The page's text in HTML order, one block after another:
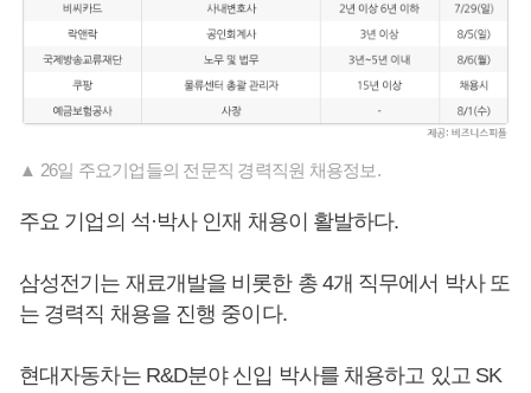
▲ 26일 주요기업들의 전문직 경력직원 채용정보.
주요 기업의 석·박사 인재 채용이 활발하다.
삼성전기는 재료개발을 비롯한 총 4개 직무에서 박사 또
는 경력직 채용을 진행 중이다.
현대자동차는 R&D분야 신입 박사를 채용하고 있고 SK